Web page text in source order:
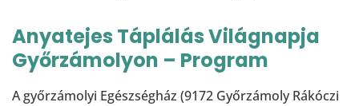
Anyatejes Táplálás Világnapja
Győrzámolyon – Program
A győrzámolyi Egészségház (9172 Győrzámoly Rákóczi